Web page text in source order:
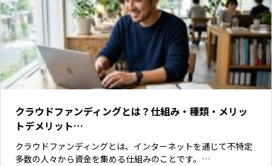
クラウドファンディングとは？仕組み・種類・メリッ
トデメリット…
クラウドファンディングとは、インターネットを通じて不特定
多数の人々から資金を集める仕組みのことです。…